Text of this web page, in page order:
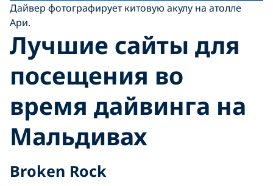
Дайвер фотографирует китовую акулу на атолле
Ари.
Лучшие сайты для
посещения во
время дайвинга на
Мальдивах
Broken Rock